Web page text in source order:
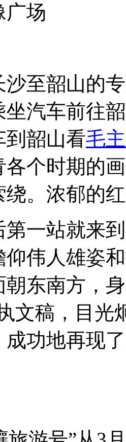
广场
沙至韶山的
坐汽车前往
到韶山看毛
各个时期的
绕。浓郁的
第一站就来
仰伟人雄姿
朝东南方，
文稿，目光
成功地再现